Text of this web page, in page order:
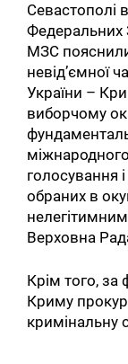
Севастополі
Федеральних
МЗС
невід’ємної
України –
виборчому
голосування
обраних в
Верховна
Крім того, за
Криму
кримінальну